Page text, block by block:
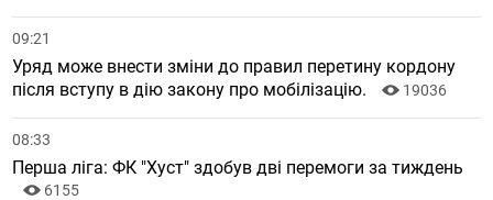
09:21
Уряд може внести зміни до правил перетину кордону
після вступу в дію закону про мобілізацію.
19036
08:33
Перша ліга: ФК "Хуст" здобув дві перемоги за тиждень
6155